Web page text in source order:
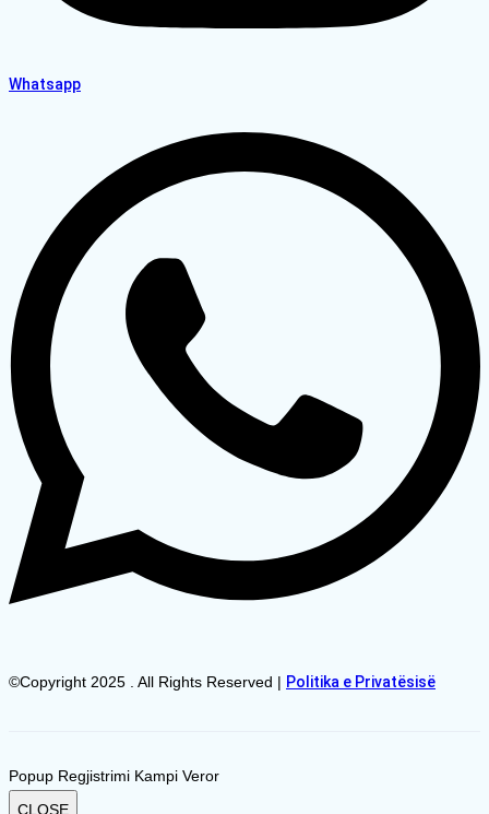
Whatsapp
©Copyright 2025 . All Rights Reserved | Politika e Privatësisë
Popup Regjistrimi Kampi Veror
CLOSE